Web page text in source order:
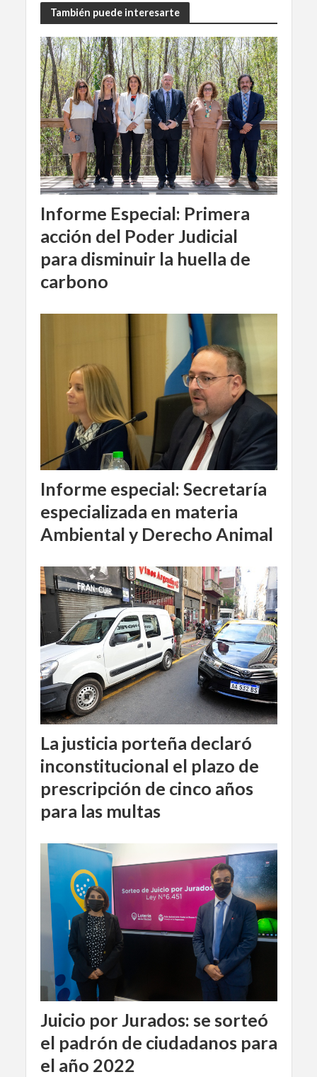
También puede interesarte
Informe Especial: Primera
acción del Poder Judicial
para disminuir la huella de
carbono
Informe especial: Secretaría
especializada en materia
Ambiental y Derecho Animal
La justicia porteña declaró
inconstitucional el plazo de
prescripción de cinco años
para las multas
Juicio por Jurados: se sorteó
el padrón de ciudadanos para
el año 2022